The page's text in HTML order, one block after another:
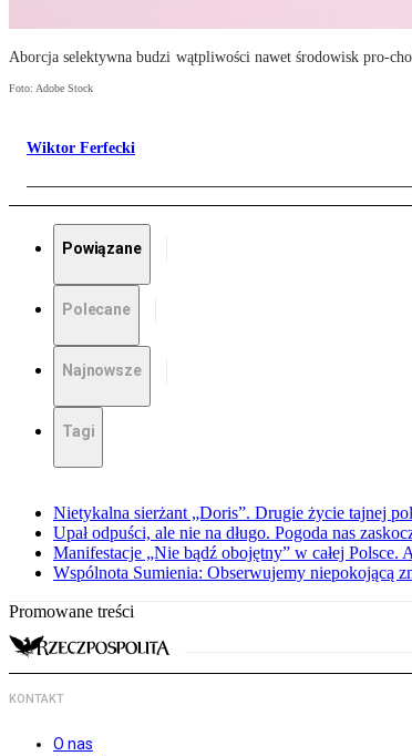
Aborcja selektywna budzi wątpliwości nawet środowisk pro-
Foto: Adobe Stock
Wiktor Ferfecki
Powiązane
Polecane
Najnowsze
Tagi
Nietykalna sierżant „Doris”. Drugie życie tajnej
Upał odpuści, ale nie na długo. Pogoda nas
Manifestacje „Nie bądź obojętny” w całej
Wspólnota Sumienia: Obserwujemy niepokojącą
Promowane treści
KONTAKT
O nas